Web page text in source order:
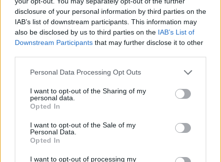
disclosure of your personal information by third parties on the
IAB’s list of downstream participants. This information may
also be disclosed by us to third parties on the IAB’s List of
Downstream Participants that may further disclose it to other
Please note that this website/app uses one or more Google
not limited to your visit or usage behaviour. You may click to
grant or deny consent to Google and its third-party tags to
use your data for below specified purposes in below Google
consent section.
Personal Data Processing Opt Outs
I want to opt-out of the Sharing of my
personal data.
Opted In
I want to opt-out of the Sale of my
Personal Data.
Opted In
I want to opt-out of processing my